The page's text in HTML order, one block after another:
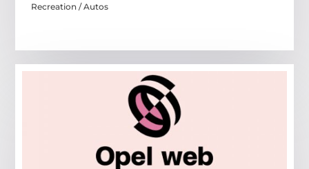
Recreation / Autos